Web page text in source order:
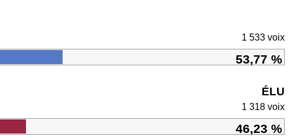
1 533 voix
53,77 %
ÉLU
1 318 voix
46,23 %